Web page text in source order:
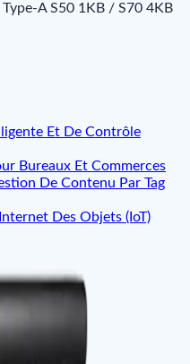
Type-A S50 1KB / S70 4KB
Et De Contrôle
Bureaux Et Commerces
De Contenu Par Tag
Des Objets (IoT)